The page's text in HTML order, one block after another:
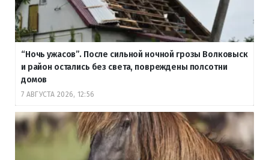
“Ночь ужасов”. После сильной ночной грозы Волковыск
и район остались без света, повреждены полсотни
домов
7 АВГУСТА 2026, 12:56